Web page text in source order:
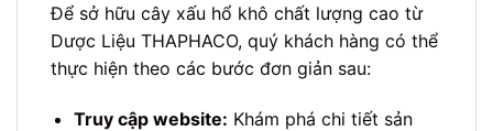
Để sở hữu cây xấu hổ khô chất lượng cao từ
Dược Liệu THAPHACO, quý khách hàng có thể
thực hiện theo các bước đơn giản sau:
Truy cập website: Khám phá chi tiết sản